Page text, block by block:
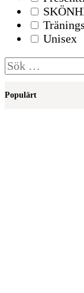
Unisex
Sök
efter:
Populärt